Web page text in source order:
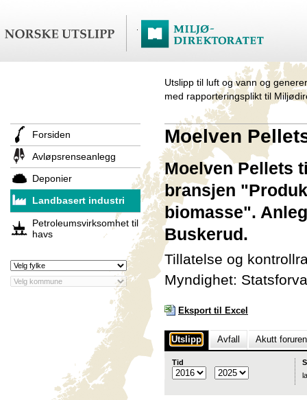
Utslipp til luft og vann og
med rapporteringsplikt til
Forsiden
Avløpsrenseanlegg
Deponier
Landbasert industri
Petroleumsvirksomhet til
havs
Moelven
Moelven Pellets
bransjen
biomasse".
Buskerud.
Tillatelse og
Myndighet:
Eksport til Excel
Utslipp Avfall Akutt
Tid